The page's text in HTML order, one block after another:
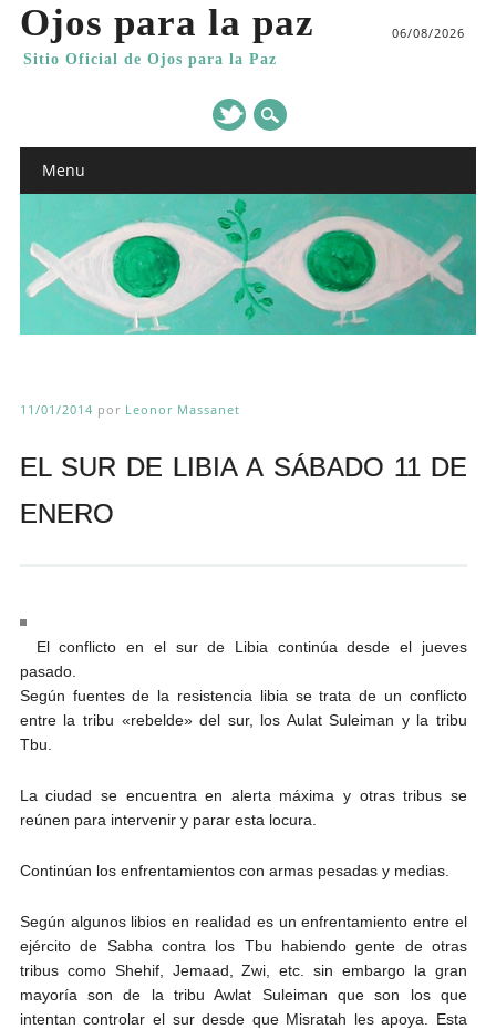
Ojos para la paz
Sitio Oficial de Ojos para la Paz
06/08/2026
Main menu
Menu
11/01/2014 por Leonor Massanet
EL SUR DE LIBIA A SÁBADO 11 DE
ENERO
El conflicto en el sur de Libia continúa desde el jueves
pasado.
Según fuentes de la resistencia libia se trata de un conflicto
entre la tribu «rebelde» del sur, los Aulat Suleiman y la tribu
Tbu.
La ciudad se encuentra en alerta máxima y otras tribus se
reúnen para intervenir y parar esta locura.
Continúan los enfrentamientos con armas pesadas y medias.
Según algunos libios en realidad es un enfrentamiento entre el
ejército de Sabha contra los Tbu habiendo gente de otras
tribus como Shehif, Jemaad, Zwi, etc. sin embargo la gran
mayoría son de la tribu Awlat Suleiman que son los que
intentan controlar el sur desde que Misratah les apoya. Esta